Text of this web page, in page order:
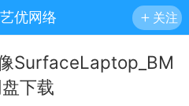
艺优网络 关注
SurfaceLaptop_BM
盘下载